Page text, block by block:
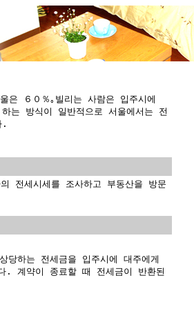
은 ６０％｡빌리는 사람은 입주시에
는 방식이 일반적으로 서울에서는 전
.
전세시세를 조사하고 부동산을 방문
당하는 전세금을 입주시에 대주에게
. 계약이 종료할 때 전세금이 반환된